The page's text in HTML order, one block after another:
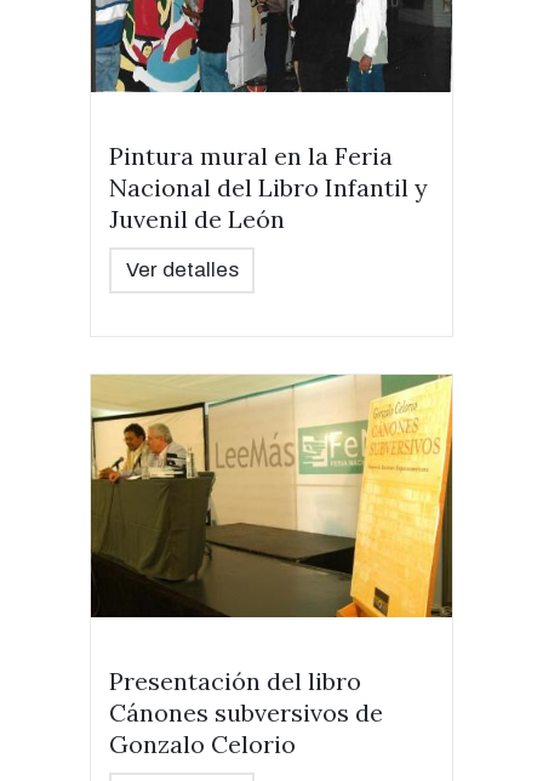
Pintura mural en la Feria
Nacional del Libro Infantil y
Juvenil de León
Ver detalles
Presentación del libro
Cánones subversivos de
Gonzalo Celorio